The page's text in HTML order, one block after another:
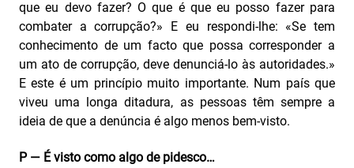
que eu devo fazer? O que é que eu posso fazer para
combater a corrupção?» E eu respondi-lhe: «Se tem
conhecimento de um facto que possa corresponder a
um ato de corrupção, deve denunciá-lo às autoridades.»
E este é um princípio muito importante. Num país que
viveu uma longa ditadura, as pessoas têm sempre a
ideia de que a denúncia é algo menos bem-visto.
P — É visto como algo de pidesco…